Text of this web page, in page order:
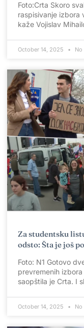
Foto:Crta Skoro
raspisivanje izbora
kaže Vojislav
October 14, 2025 No
Za studentsku
odsto: Šta je još
Foto: N1 Gotovo
prevremenih
saopštila je Crta. I
October 14, 2025 No